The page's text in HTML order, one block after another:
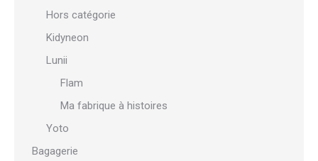
Hors catégorie
Kidyneon
Lunii
Flam
Ma fabrique à histoires
Yoto
Bagagerie